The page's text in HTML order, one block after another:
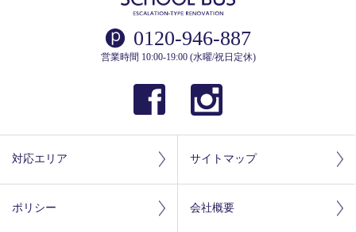
0120-946-887
営業時間 10:00-19:00 (水曜/祝日定休)
対応エリア サイトマップ
ポリシー 会社概要